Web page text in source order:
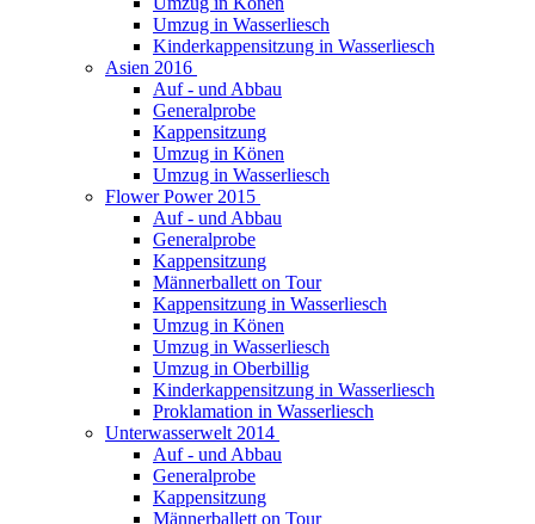
Umzug in Wasserliesch
Kinderkappensitzung in Wasserliesch
Asien 2016
Auf - und Abbau
Generalprobe
Kappensitzung
Umzug in Könen
Umzug in Wasserliesch
Flower Power 2015
Auf - und Abbau
Generalprobe
Kappensitzung
Männerballett on Tour
Kappensitzung in Wasserliesch
Umzug in Könen
Umzug in Wasserliesch
Umzug in Oberbillig
Kinderkappensitzung in Wasserliesch
Proklamation in Wasserliesch
Unterwasserwelt 2014
Auf - und Abbau
Generalprobe
Kappensitzung
Männerballett on Tour